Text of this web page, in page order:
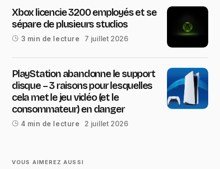
Xbox licencie 3200 employés et se
sépare de plusieurs studios
3 min de lecture 7 juillet 2026
PlayStation abandonne le support
disque – 3 raisons pour lesquelles
cela met le jeu vidéo (et le
consommateur) en danger
4 min de lecture 2 juillet 2026
VOUS AIMEREZ AUSSI